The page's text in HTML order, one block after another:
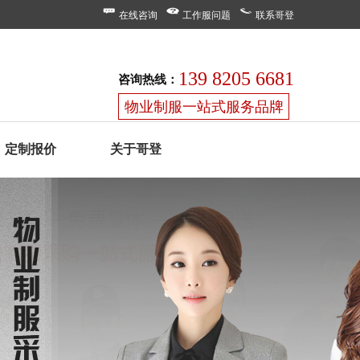
在线咨询 工作服问题 联系哥登
咨询热线： 139 8205 6681
物业制服一站式服务品牌
定制报价 关于哥登